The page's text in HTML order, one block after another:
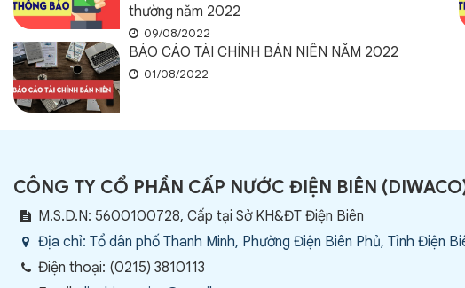
thường năm 2022
09/08/2022
BÁO CÁO TÀI CHÍNH BÁN NIÊN NĂM 2022
01/08/2022
CÔNG TY CỔ PHẦN CẤP NƯỚC ĐIỆN BIÊN (DIWACO
M.S.D.N: 5600100728, Cấp tại Sở KH&ĐT Điện Biên
Địa chỉ: Tổ dân phố Thanh Minh, Phường Điện Biên Phủ, Tỉnh Điện
Điện thoại: (0215) 3810113